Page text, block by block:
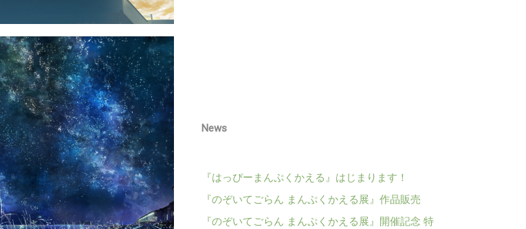
News
『はっぴーまんぷくかえる』はじまります！
『のぞいてごらん まんぷくかえる展』作品販売
『のぞいてごらん まんぷくかえる展』開催記念 特